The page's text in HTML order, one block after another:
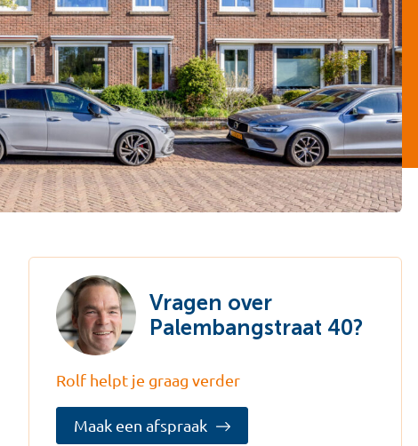
Vragen over
Palembangstraat 40?
Rolf helpt je graag verder
Maak een afspraak